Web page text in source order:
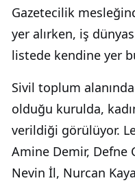
Gazetecilik
yer alırken, iş
listede kendine yer
Sivil toplum
olduğu kurulda,
verildiği görülüyor.
Amine Demir, Defne
Nevin İl, Nurcan